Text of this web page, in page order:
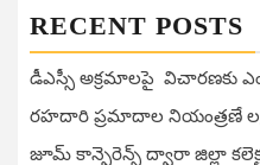
RECENT POSTS
డీఎస్సీ అక్రమాలపై విచారణకు
రహదారి ప్రమాదాల నియంత్రణే
జూమ్ కాన్ఫెరెన్స్ ద్వారా జిల్లా